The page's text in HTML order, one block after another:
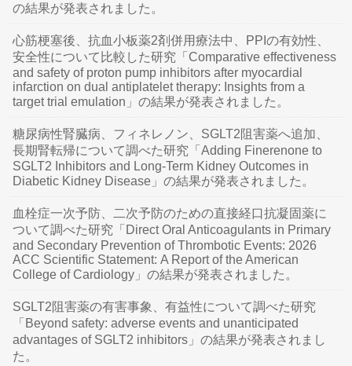
の結果が発表されました。
心筋梗塞後、抗血小板薬2剤併用療法中、PPIの有効性、
安全性について比較した研究「Comparative effectiveness
and safety of proton pump inhibitors after myocardial
infarction on dual antiplatelet therapy: Insights from a
target trial emulation」の結果が発表されました。
糖尿病性腎臓病、フィネレノン、SGLT2阻害薬へ追加、
長期腎転帰について調べた研究「Adding Finerenone to
SGLT2 Inhibitors and Long-Term Kidney Outcomes in
Diabetic Kidney Disease」の結果が発表されました。
血栓症一次予防、二次予防のための直接経口抗凝固薬に
ついて調べた研究「Direct Oral Anticoagulants in Primary
and Secondary Prevention of Thrombotic Events: 2026
ACC Scientific Statement: A Report of the American
College of Cardiology」の結果が発表されました。
SGLT2阻害薬の有害事象、有益性について調べた研究
「Beyond safety: adverse events and unanticipated
advantages of SGLT2 inhibitors」の結果が発表されまし
た。